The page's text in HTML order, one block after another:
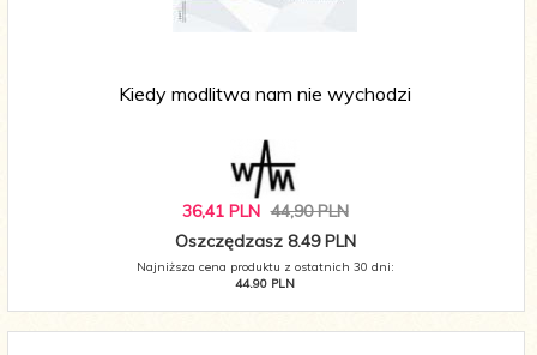
Kiedy modlitwa nam nie wychodzi
36,41 PLN 44,90 PLN
Oszczędzasz 8.49 PLN
Najniższa cena produktu z ostatnich 30 dni:
44.90 PLN